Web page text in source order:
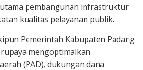
pembangunan infrastruktur
kualitas pelayanan publik.
Pemerintah Kabupaten Padang
mengoptimalkan
(PAD), dukungan dana